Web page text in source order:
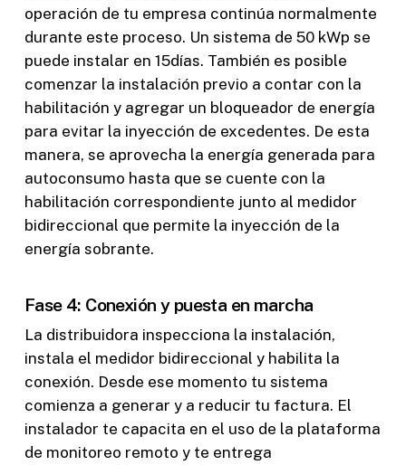
operación de tu empresa continúa normalmente
durante este proceso. Un sistema de 50 kWp se
puede instalar en 15días. También es posible
comenzar la instalación previo a contar con la
habilitación y agregar un bloqueador de energía
para evitar la inyección de excedentes. De esta
manera, se aprovecha la energía generada para
autoconsumo hasta que se cuente con la
habilitación correspondiente junto al medidor
bidireccional que permite la inyección de la
energía sobrante.
Fase 4: Conexión y puesta en marcha
La distribuidora inspecciona la instalación,
instala el medidor bidireccional y habilita la
conexión. Desde ese momento tu sistema
comienza a generar y a reducir tu factura. El
instalador te capacita en el uso de la plataforma
de monitoreo remoto y te entrega